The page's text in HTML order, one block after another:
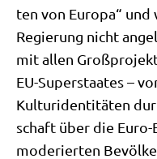
ten von Euro­pa“ und
Regie­rung nicht
mit allen
EU-Super­staa­tes –
Kul­tur­iden­ti­tä­ten
schaft über die Euro-
mode­rier­ten